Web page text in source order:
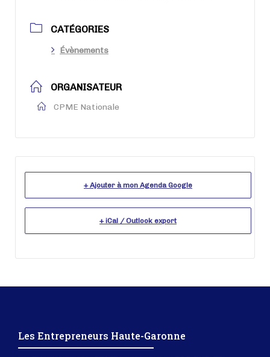
CATÉGORIES
Évènements
ORGANISATEUR
CPME Nationale
+ Ajouter à mon Agenda Google
+ iCal / Outlook export
Les Entrepreneurs Haute-Garonne